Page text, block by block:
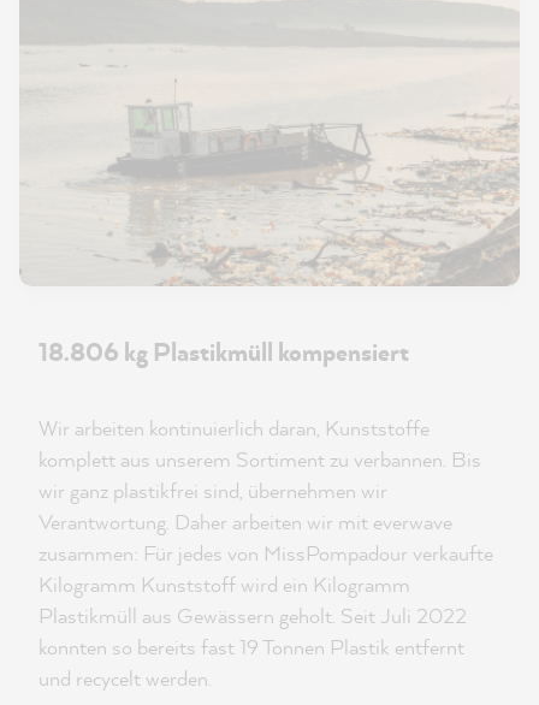
18.806 kg Plastikmüll kompensiert
Wir arbeiten kontinuierlich daran, Kunststoffe
komplett aus unserem Sortiment zu verbannen. Bis
wir ganz plastikfrei sind, übernehmen wir
Verantwortung. Daher arbeiten wir mit everwave
zusammen: Für jedes von MissPompadour verkaufte
Kilogramm Kunststoff wird ein Kilogramm
Plastikmüll aus Gewässern geholt. Seit Juli 2022
konnten so bereits fast 19 Tonnen Plastik entfernt
und recycelt werden.